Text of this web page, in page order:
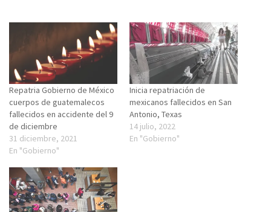
Repatria Gobierno de México
cuerpos de guatemalecos
fallecidos en accidente del 9
de diciembre
31 diciembre, 2021
En "Gobierno"
Inicia repatriación de
mexicanos fallecidos en San
Antonio, Texas
14 julio, 2022
En "Gobierno"